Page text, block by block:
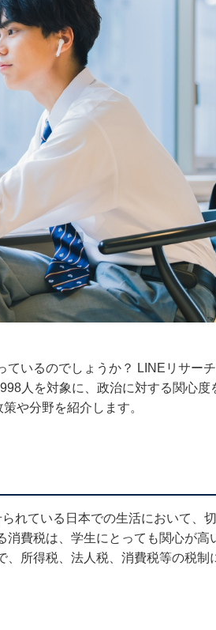
いるのでしょうか？ LINEリサー
人を対象に、政治に対する関心度
や分野を紹介します。
れている日本での生活において、
費税は、学生にとっても関心が高
所得税、法人税、消費税等の税制